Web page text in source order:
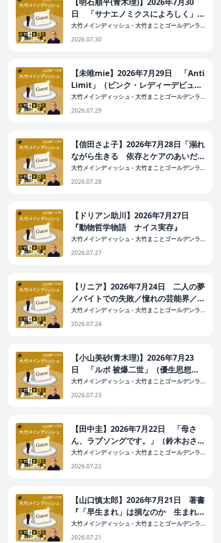
日 「サナエノミクスによろしく」
（消費税減税してもインフレ税で帳消
し／国債を買いすぎた日銀／重要なの
大竹メインディッシュ - 大竹まことゴールデンラ
2026.07.30
【未唯mie】2026年7月29日 「Anti
Limit」（ピンク・レディーデビュー
50周年・ソロ活動45周年のアニバー
サーリー／ジェーン・スー作詞／9月
大竹メインディッシュ - 大竹まことゴールデンラ
2026.07.29
【信田さよ子】2026年7月28日「溺れ
ながら生きる 依存とケアのあいだ
で」
大竹メインディッシュ - 大竹まことゴールデンラ
2026.07.28
【ドリアン助川】2026年7月27日
『動物哲学物語 ナイス実存』
大竹メインディッシュ - 大竹まことゴールデンラ
2026.07.27
【リニア】2026年7月24日 二人の夢
／バイトでの失敗／憧れの芸能界／顔
をさされる／ネタ
大竹メインディッシュ - 大竹まことゴールデンラ
2026.07.24
【小山美砂(青木理)】2026年7月23
日 「ルポ 被爆二世」（優生思想を
抱えてしまっている今の社会 故に差
別が無くならない／核の脅威に正面か
大竹メインディッシュ - 大竹まことゴールデンラ
2026.07.23
【田中圭】2026年7月22日 「母さ
ん、ラブソングです。」（鈴木おさむ
作・演出の2人舞台／ずっと拗ねてた
／「おっさんずラブ」と母への想い／
大竹メインディッシュ - 大竹まことゴールデンラ
2026.07.22
【山口慎太郎】2026年7月21日 著書
『「早生まれ」は損なのか 生まれ格
差の経済学』（中央公論新社） 好評
販売中
大竹メインディッシュ - 大竹まことゴールデンラ
2026.07.21